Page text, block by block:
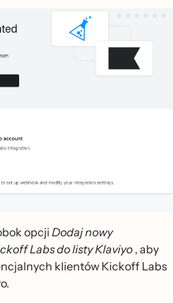
opcji Dodaj nowy
Labs do listy Klaviyo , aby
klientów Kickoff Labs